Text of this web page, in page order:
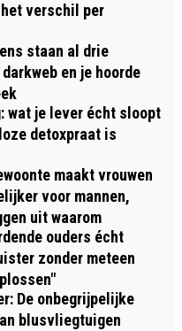
verschil per
staan al drie
en je hoorde
wat je lever écht sloopt
detoxpraat is
maakt vrouwen
voor mannen,
uit waarom
ouders écht
zonder meteen
De onbegrijpelijke
blusvliegtuigen